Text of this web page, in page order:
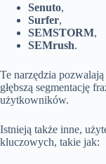
Senuto,
Surfer,
SEMSTORM,
SEMrush.
Te narzędzia
głębszą segmentację
użytkowników.
Istnieją także inne,
kluczowych, takie jak: